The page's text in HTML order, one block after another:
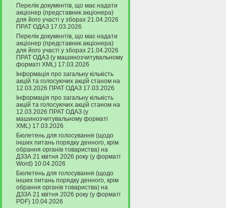
Перелік документів, що має надати
акціонер (представник акціонера)
для його участі у зборах 21.04.2026
ПРАТ ОДАЗ 17.03.2026
Перелік документів, що має надати
акціонер (представник акціонера)
для його участі у зборах 21.04.2026
ПРАТ ОДАЗ (у машинозчитувальному
форматі XML) 17.03.2026
Інформація про загальну кількість
акцій та голосуючих акцій станом на
12.03.2026 ПРАТ ОДАЗ 17.03.2026
Інформація про загальну кількість
акцій та голосуючих акцій станом на
12.03.2026 ПРАТ ОДАЗ (у
машинозчитувальному форматі
XML) 17.03.2026
Бюлетень для голосування (щодо
інших питань порядку денного, крім
обрання органів товариства) на
ДЗЗА 21 квітня 2026 року (у форматі
Word) 10.04.2026
Бюлетень для голосування (щодо
інших питань порядку денного, крім
обрання органів товариства) на
ДЗЗА 21 квітня 2026 року (у форматі
PDF) 10.04.2026